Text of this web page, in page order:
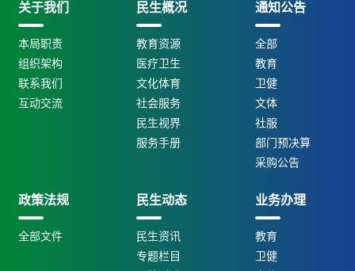
关于我们
本局职责
组织架构
联系我们
互动交流
民生概况
教育资源
医疗卫生
文化体育
社会服务
民生视界
服务手册
通知公告
全部
教育
卫健
文体
社服
部门预决算
采购公告
政策法规
全部文件
民生动态
民生资讯
专题栏目
业务办理
教育
卫健